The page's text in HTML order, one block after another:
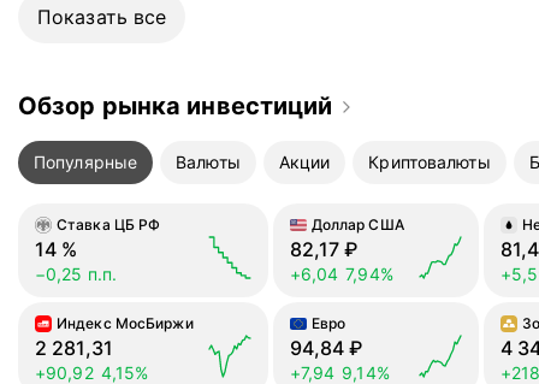
Показать все
Обзор рынка инвестиций
Популярные Валюты Акции Криптовалюты
Ставка ЦБ РФ
14 %
−0,25 п.п.
Индекс МосБиржи
2 281,31
+90,92 4,15%
Доллар США
82,17₽
+6,04 7,94%
Евро
94,84₽
+7,94 9,14%
4